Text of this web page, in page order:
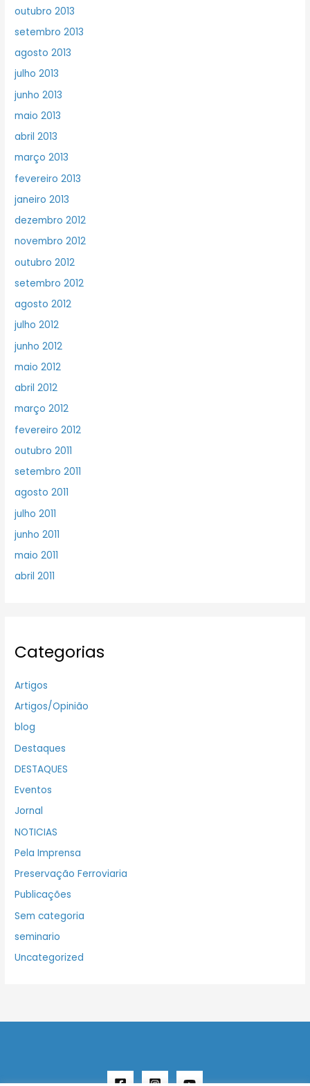
outubro 2013
setembro 2013
agosto 2013
julho 2013
junho 2013
maio 2013
abril 2013
março 2013
fevereiro 2013
janeiro 2013
dezembro 2012
novembro 2012
outubro 2012
setembro 2012
agosto 2012
julho 2012
junho 2012
maio 2012
abril 2012
março 2012
fevereiro 2012
outubro 2011
setembro 2011
agosto 2011
julho 2011
junho 2011
maio 2011
abril 2011
Categorias
Artigos
Artigos/Opinião
blog
Destaques
DESTAQUES
Eventos
Jornal
NOTICIAS
Pela Imprensa
Preservação Ferroviaria
Publicações
Sem categoria
seminario
Uncategorized